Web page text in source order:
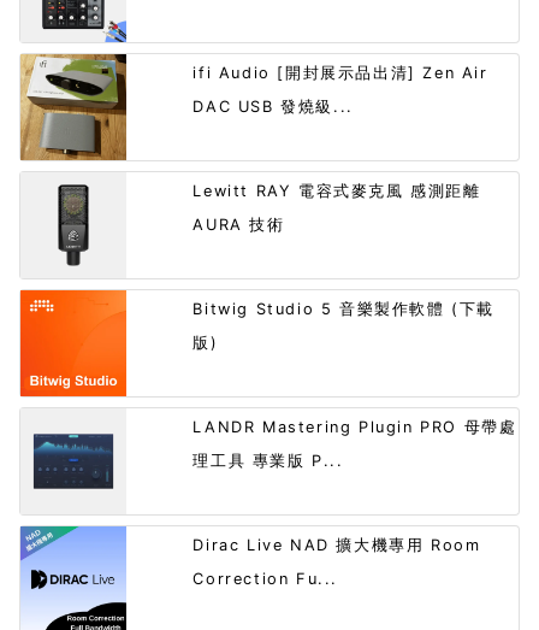
ifi Audio [開封展示品出清] Zen Air
DAC USB 發燒級...
Lewitt RAY 電容式麥克風 感測距離
AURA 技術
Bitwig Studio 5 音樂製作軟體 (下載
版)
LANDR Mastering Plugin PRO 母帶處
理工具 專業版 P...
Dirac Live NAD 擴大機專用 Room
Correction Fu...